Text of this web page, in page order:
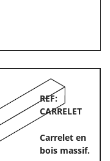
REF:
CARRELET
Carrelet en
bois massif.